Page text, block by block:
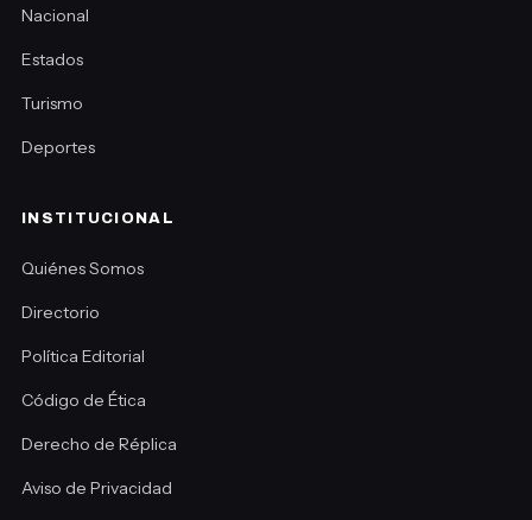
Nacional
Estados
Turismo
Deportes
INSTITUCIONAL
Quiénes Somos
Directorio
Política Editorial
Código de Ética
Derecho de Réplica
Aviso de Privacidad